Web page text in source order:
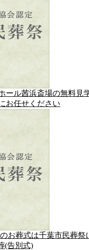
ール茜浜斎場の無料見
お任せください
お葬式は千葉市民葬祭
(告別式)